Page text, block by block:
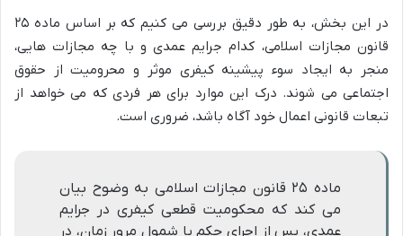
در این بخش، به طور دقیق بررسی می کنیم که بر اساس ماده ۲۵
قانون مجازات اسلامی، کدام جرایم عمدی و با چه مجازات هایی،
منجر به ایجاد سوء پیشینه کیفری موثر و محرومیت از حقوق
اجتماعی می شوند. درک این موارد برای هر فردی که می خواهد از
تبعات قانونی اعمال خود آگاه باشد، ضروری است.
ماده ۲۵ قانون مجازات اسلامی به وضوح بیان
می کند که محکومیت قطعی کیفری در جرایم
عمدی، پس از اجرای حکم یا شمول مرور زمان، در